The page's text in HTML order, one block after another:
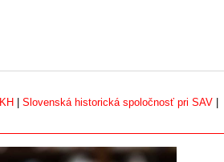
Slovenská historická spoločnosť pri SAV